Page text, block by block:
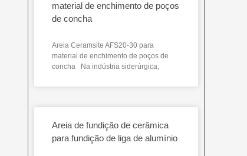
material de enchimento de poços
de concha
Areia Ceramsite AFS20-30 para
material de enchimento de poços de
concha Na indústria siderúrgica,
Areia de fundição de cerâmica
para fundição de liga de alumínio